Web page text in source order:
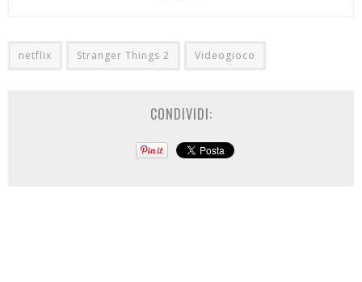
netflix Stranger Things 2 Videogioco
CONDIVIDI: